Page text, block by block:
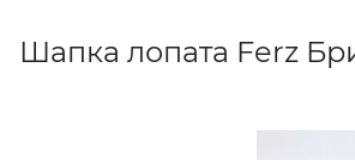
Шапка лопата Ferz